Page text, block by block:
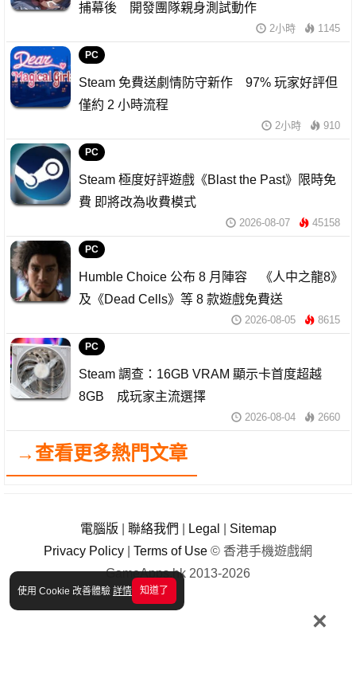
使用 Cookie 改善體驗 詳情 知道了
×
捕幕後 開發團隊親身測試動作
2小時 1145
PC
Steam 免費送劇情防守新作 97% 玩家好評但
僅約 2 小時流程
2小時 910
PC
Steam 極度好評遊戲《Blast the Past》限時免
費 即將改為收費模式
2026-08-07 45158
PC
Humble Choice 公布 8 月陣容 《人中之龍8》
及《Dead Cells》等 8 款遊戲免費送
2026-08-05 8615
PC
Steam 調查：16GB VRAM 顯示卡首度超越
8GB 成玩家主流選擇
2026-08-04 2660
→查看更多熱門文章
電腦版 聯絡我們 Legal
Sitemap
Privacy Policy
Terms of Use © 香港手機遊戲網
GameApps.hk 2013-2026